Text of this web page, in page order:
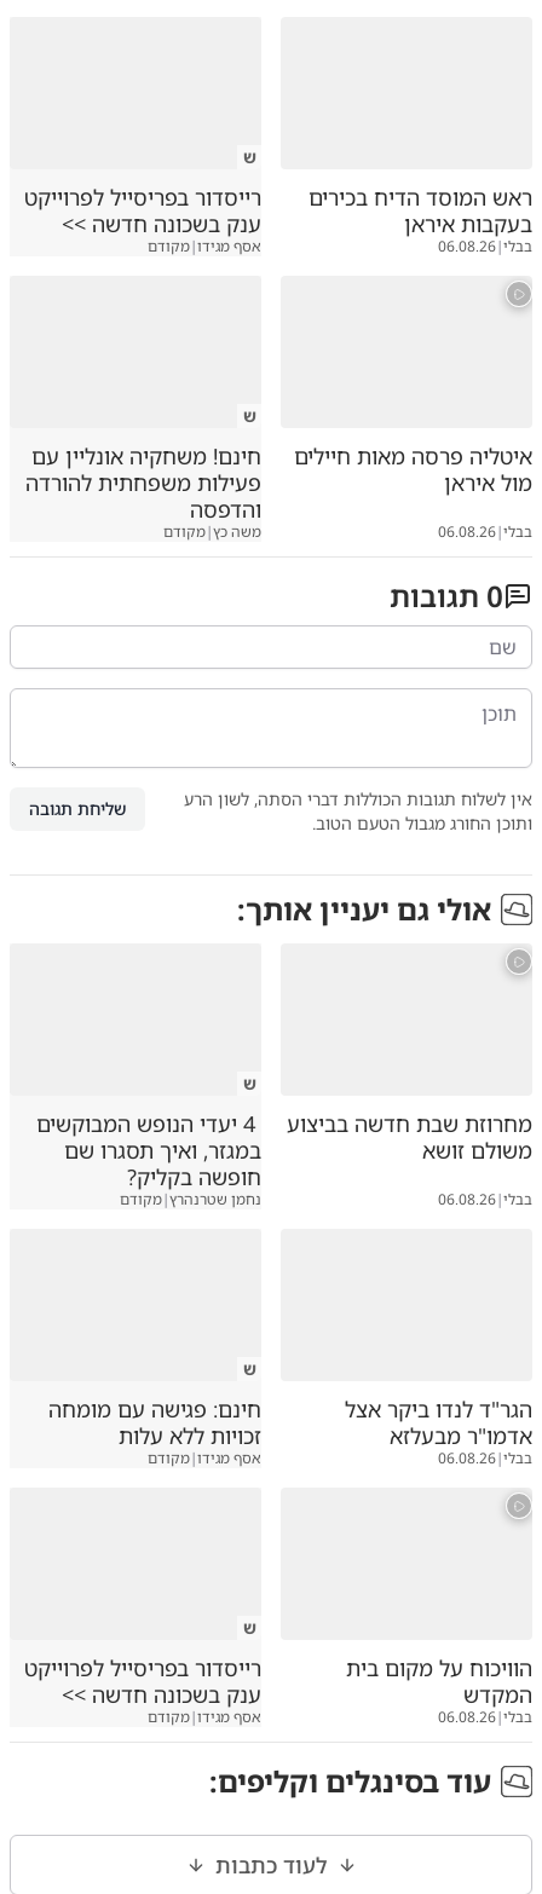
ראש המוסד הדיח בכירים
בעקבות איראן
בבלי|
06.08.26
ש
רייסדור בפריסייל לפרוייקט
ענק בשכונה חדשה >>
אסף מגידו|מקודם
איטליה פרסה מאות חיילים
מול איראן
בבלי|
06.08.26
ש
חינם! משחקיה אונליין עם
פעילות משפחתית להורדה
והדפסה
משה כץ|מקודם
0 תגובות
אין לשלוח תגובות הכוללות דברי הסתה, לשון הרע
ותוכן החורג מגבול הטעם הטוב.
שליחת תגובה
אולי גם יעניין אותך:
מחרוזת שבת חדשה בביצוע
משולם זושא
בבלי|
06.08.26
ש
4 יעדי הנופש המבוקשים
במגזר, ואיך תסגרו שם
חופשה בקליק?
נחמן שטרנהרץ|מקודם
הגר"ד לנדו ביקר אצל
אדמו"ר מבעלזא
בבלי|
06.08.26
ש
חינם: פגישה עם מומחה
זכויות ללא עלות
אסף מגידו|מקודם
הוויכוח על מקום בית
המקדש
בבלי|
06.08.26
ש
רייסדור בפריסייל לפרוייקט
ענק בשכונה חדשה >>
אסף מגידו|מקודם
עוד בסינגלים וקליפים:
לעוד כתבות